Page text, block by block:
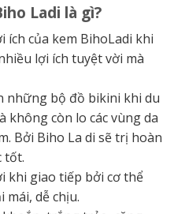
Ladi là gì?
ích của kem BihoLadi khi
lợi ích tuyệt vời mà
những bộ đồ bikini khi du
không còn lo các vùng da
Bởi Biho La di sẽ trị hoàn
tốt.
khi giao tiếp bởi cơ thể
dễ chịu.